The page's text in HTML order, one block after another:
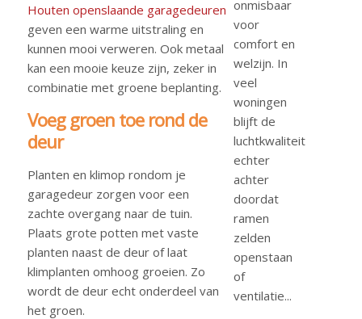
Houten openslaande garagedeuren
geven een warme uitstraling en
kunnen mooi verweren. Ook metaal
kan een mooie keuze zijn, zeker in
combinatie met groene beplanting.
Voeg groen toe rond de
deur
Planten en klimop rondom je
garagedeur zorgen voor een
zachte overgang naar de tuin.
Plaats grote potten met vaste
planten naast de deur of laat
klimplanten omhoog groeien. Zo
wordt de deur echt onderdeel van
het groen.
onmisbaar
voor
comfort en
welzijn. In
veel
woningen
blijft de
luchtkwaliteit
echter
achter
doordat
ramen
zelden
openstaan
of
ventilatie...